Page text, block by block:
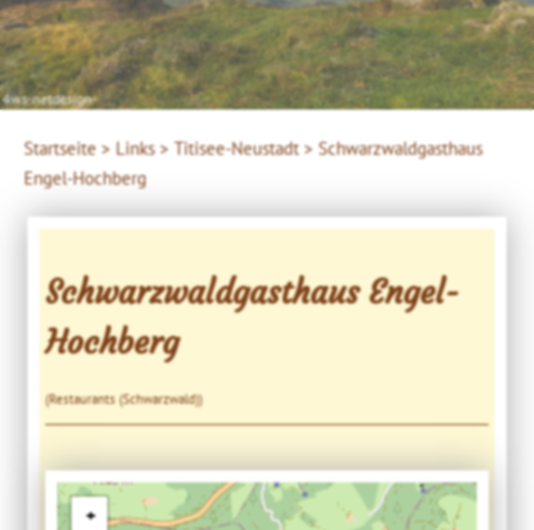
4ws-netdesign
Startseite > Links > Titisee-Neustadt > Schwarzwaldgasthaus
Engel-Hochberg
Schwarzwaldgasthaus Engel-
Hochberg
(Restaurants (Schwarzwald))
+